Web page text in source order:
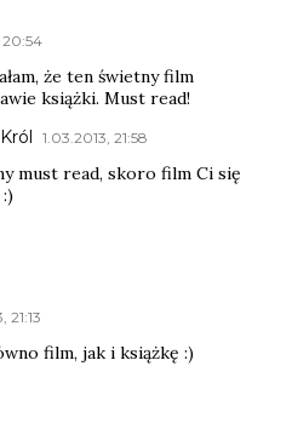
20:54
że ten świetny film
książki. Must read!
1.03.2013, 21:58
must read, skoro film Ci się
21:13
film, jak i książkę :)